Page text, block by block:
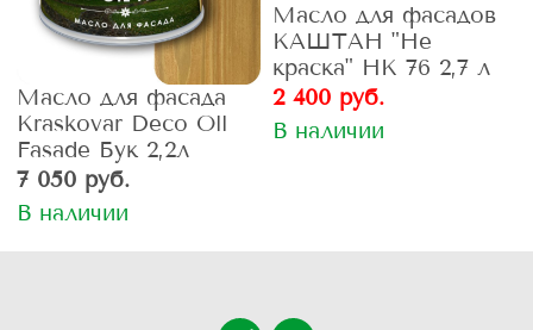
Масло для фасада
Kraskovar Deco Oll
Fasade Бук 2,2л
7 050 руб.
В наличии
Масло для фасадов
КАШТАН "Не
краска" НК 76 2,7 л
2 400 руб.
В наличии